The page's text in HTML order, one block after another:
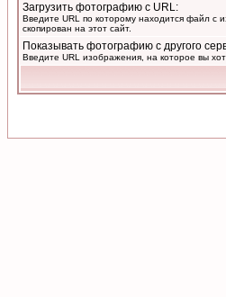
Загрузить фотографию с URL:
Введите URL по которому находится файл с
скопирован на этот сайт.
Показывать фотографию с другого
Введите URL изображения, на которое вы